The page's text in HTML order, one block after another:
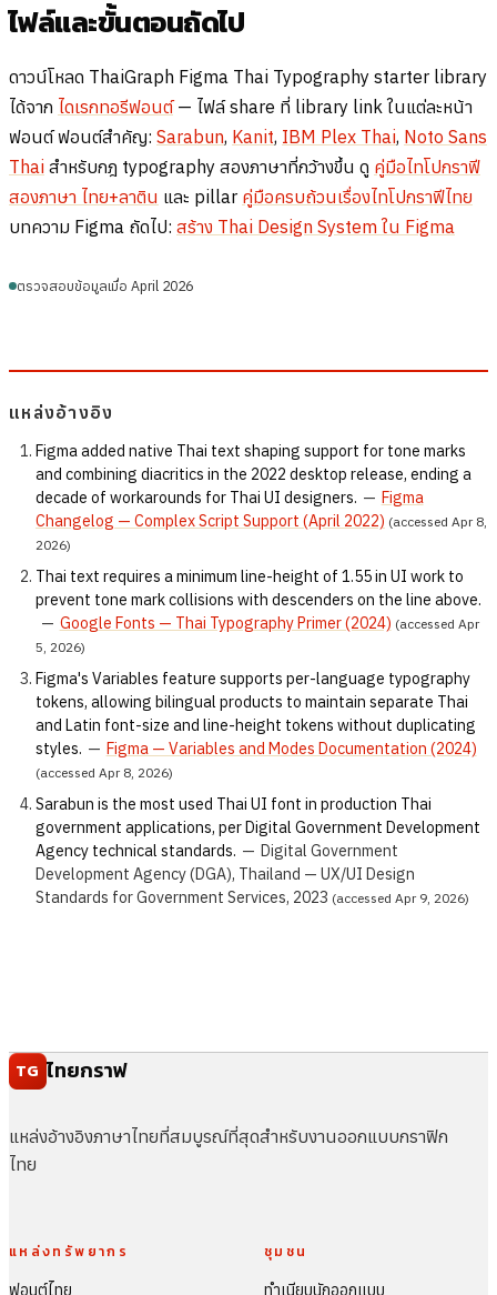
ไฟล์และขั้นตอนถัดไป
ดาวน์โหลด ThaiGraph Figma Thai Typography starter library
ได้จาก ไดเรกทอรีฟอนต์— ไฟล์ share ที่ library link ในแต่ละหน้า
ฟอนต์ ฟอนต์สำคัญ: Sarabun, Kanit, IBM Plex Thai, Noto Sans
Thai สำหรับกฎ typography สองภาษาที่กว้างขึ้น ดู คู่มือไทโปกราฟี
สองภาษา ไทย+ลาติน และ pillar คู่มือครบถ้วนเรื่องไทโปกราฟีไทย
บทความ Figma ถัดไป: สร้าง Thai Design System ใน Figma
ตรวจสอบข้อมูลเมื่อ April 2026
แหล่งอ้างอิง
Figma added native Thai text shaping support for tone marks
and combining diacritics in the 2022 desktop release, ending a
decade of workarounds for Thai UI designers. — Figma
Changelog — Complex Script Support (April 2022) (accessed Apr 8,
2026)
Thai text requires a minimum line-height of 1.55 in UI work to
prevent tone mark collisions with descenders on the line above.
— Google Fonts — Thai Typography Primer (2024) (accessed Apr
5, 2026)
Figma's Variables feature supports per-language typography
tokens, allowing bilingual products to maintain separate Thai
and Latin font-size and line-height tokens without duplicating
styles. — Figma — Variables and Modes Documentation (2024)
(accessed Apr 8, 2026)
Sarabun is the most used Thai UI font in production Thai
government applications, per Digital Government Development
Agency technical standards. — Digital Government
Development Agency (DGA), Thailand — UX/UI Design
Standards for Government Services, 2023 (accessed Apr 9, 2026)
TG ไทยกราฟ
แหล่งอ้างอิงภาษาไทยที่สมบูรณ์ที่สุดสำหรับงานออกแบบกราฟิก
ไทย
แหล่งทรัพยากร
ฟอนต์ไทย
ชุมชน
ทำเนียบนักออกแบบ